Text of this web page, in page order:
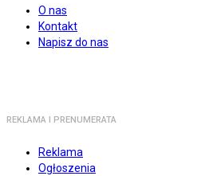
O nas
Kontakt
Napisz do nas
REKLAMA I PRENUMERATA
Reklama
Ogłoszenia